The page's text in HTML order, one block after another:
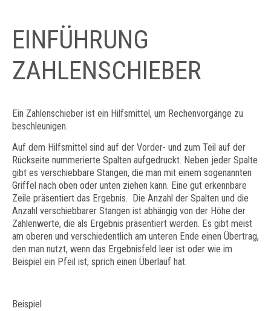
EINFÜHRUNG
ZAHLENSCHIEBER
Ein Zahlenschieber ist ein Hilfsmittel, um Rechenvorgänge zu
beschleunigen.
Auf dem Hilfsmittel sind auf der Vorder- und zum Teil auf der
Rückseite nummerierte Spalten aufgedruckt. Neben jeder Spalte
gibt es verschiebbare Stangen, die man mit einem sogenannten
Griffel nach oben oder unten ziehen kann. Eine gut erkennbare
Zeile präsentiert das Ergebnis. Die Anzahl der Spalten und die
Anzahl verschiebbarer Stangen ist abhängig von der Höhe der
Zahlenwerte, die als Ergebnis präsentiert werden. Es gibt meist
am oberen und verschiedentlich am unteren Ende einen Übertrag,
den man nutzt, wenn das Ergebnisfeld leer ist oder wie im
Beispiel ein Pfeil ist, sprich einen Überlauf hat.
Beispiel